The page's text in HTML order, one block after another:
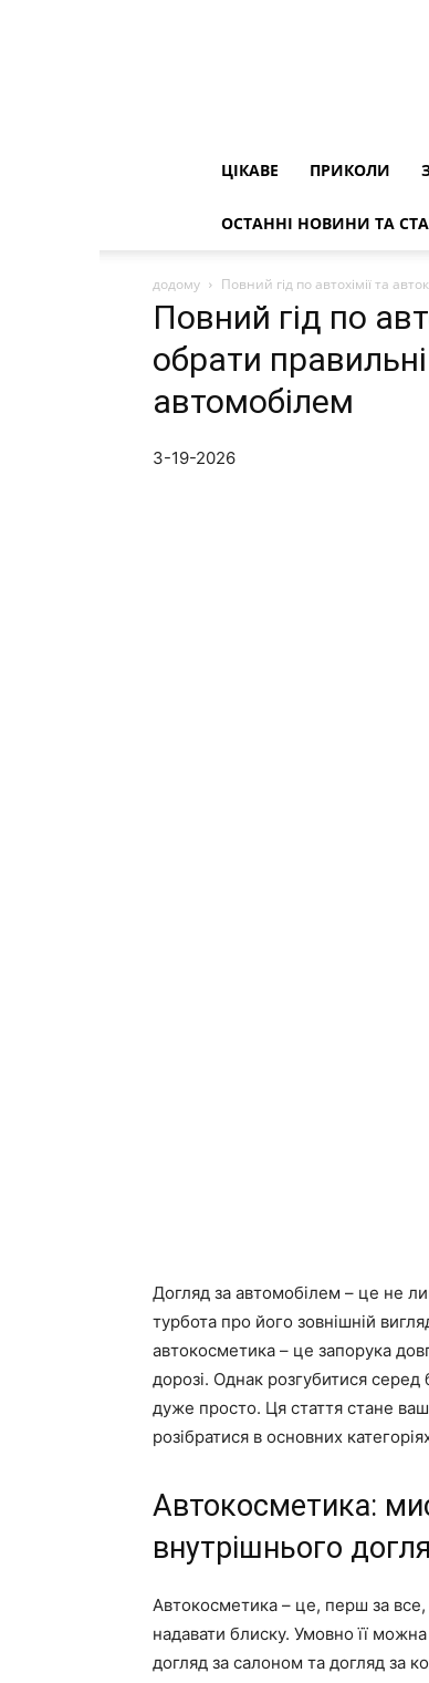
ЦІКАВЕ ПРИКОЛИ
ОСТАННІ НОВИНИ ТА
додому Повний гід по автохімії та
Повний гід по
обрати
автомобілем
3-19-2026
Догляд за автомобілем – це не
турбота про його зовнішній
автокосметика – це запорука
дорозі. Однак розгубитися серед
дуже просто. Ця стаття стане
розібратися в основних
Автокосметика:
внутрішнього
Автокосметика – це, перш за все,
надавати блиску. Умовно її
догляд за салоном та догляд за